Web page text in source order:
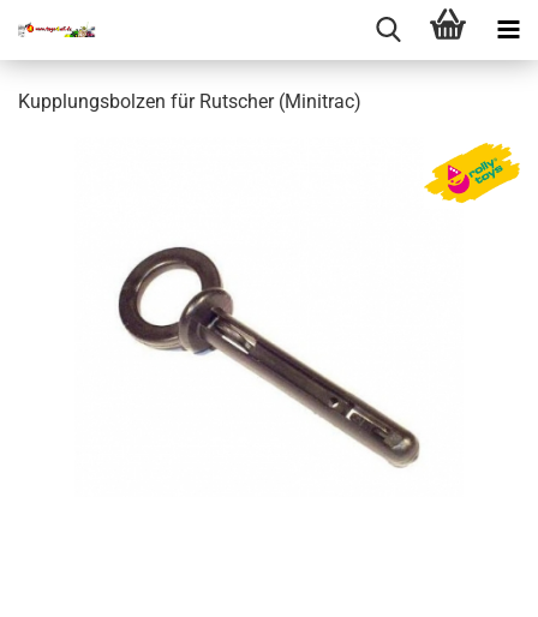
Kupplungsbolzen für Rutscher (Minitrac)